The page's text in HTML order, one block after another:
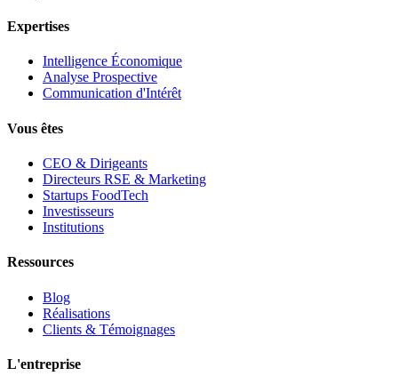
Expertises
Intelligence Économique
Analyse Prospective
Communication d'Intérêt
Vous êtes
CEO & Dirigeants
Directeurs RSE & Marketing
Startups FoodTech
Investisseurs
Institutions
Ressources
Blog
Réalisations
Clients & Témoignages
L'entreprise